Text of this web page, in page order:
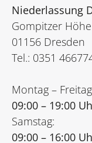
Niederlassung
Gompitzer
01156 Dresden
Tel.: 0351
Montag –
09:00 – 19:00
Samstag:
09:00 – 16:00